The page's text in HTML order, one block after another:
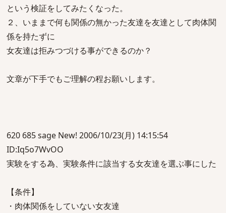
という検証をしてみたくなった。
２、いままで何も関係の無かった友達を友達として肉体関
係を持たずに
女友達は拒みつづける事ができるのか？
文章が下手でもご理解の程お願いします。
620 685 sage New! 2006/10/23(月) 14:15:54
ID:Iq5o7WvOO
実験をする為、実験条件に該当する女友達を選ぶ事にした
【条件】
・肉体関係をしていない女友達